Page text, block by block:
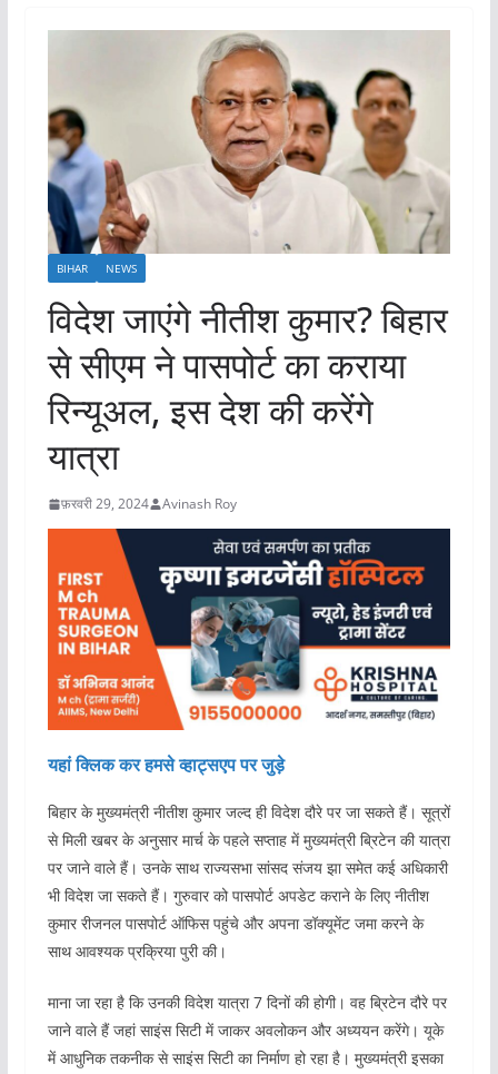
BIHAR NEWS
विदेश जाएंगे नीतीश कुमार? बिहार
से सीएम ने पासपोर्ट का कराया
रिन्यूअल, इस देश की करेंगे
यात्रा
फ़रवरी 29, 2024 Avinash Roy
यहां क्लिक कर हमसे व्हाट्सएप पर जुड़े
बिहार के मुख्यमंत्री नीतीश कुमार जल्द ही विदेश दौरे पर जा सकते हैं। सूत्रों
से मिली खबर के अनुसार मार्च के पहले सप्ताह में मुख्यमंत्री ब्रिटेन की यात्रा
पर जाने वाले हैं। उनके साथ राज्यसभा सांसद संजय झा समेत कई अधिकारी
भी विदेश जा सकते हैं। गुरुवार को पासपोर्ट अपडेट कराने के लिए नीतीश
कुमार रीजनल पासपोर्ट ऑफिस पहुंचे और अपना डॉक्यूमेंट जमा करने के
साथ आवश्यक प्रक्रिया पुरी की।
माना जा रहा है कि उनकी विदेश यात्रा 7 दिनों की होगी। वह ब्रिटेन दौरे पर
जाने वाले हैं जहां साइंस सिटी में जाकर अवलोकन और अध्ययन करेंगे। यूके
में आधुनिक तकनीक से साइंस सिटी का निर्माण हो रहा है। मुख्यमंत्री इसका